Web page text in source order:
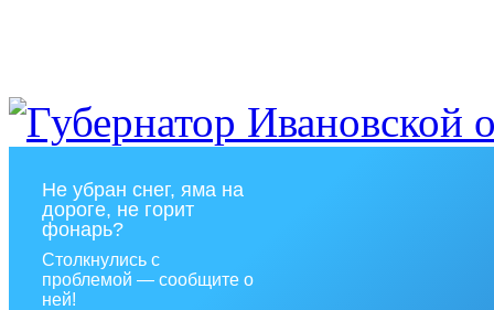
Не убран снег, яма на
дороге, не горит
фонарь?
Столкнулись с
проблемой — сообщите о
ней!